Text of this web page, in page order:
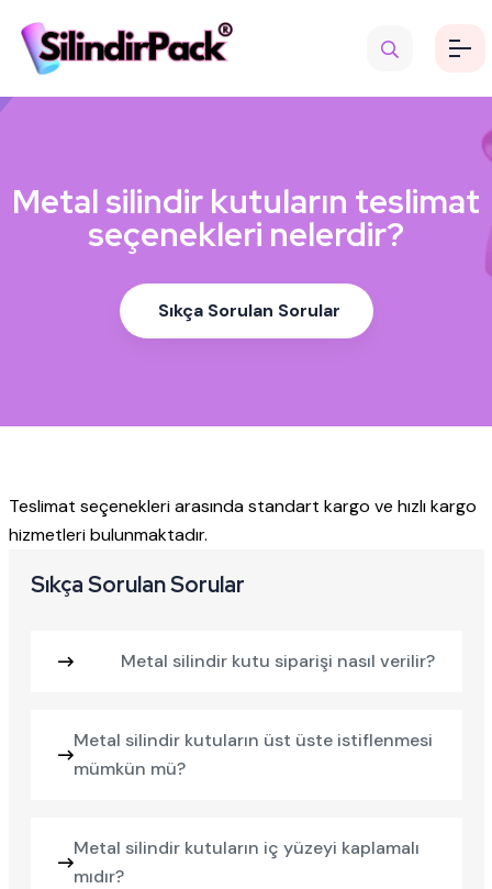
Metal silindir kutuların teslimat
seçenekleri nelerdir?
Sıkça Sorulan Sorular
Teslimat seçenekleri arasında standart kargo ve hızlı kargo
hizmetleri bulunmaktadır.
Sıkça Sorulan Sorular
Metal silindir kutu siparişi nasıl verilir?
Metal silindir kutuların üst üste istiflenmesi
mümkün mü?
Metal silindir kutuların iç yüzeyi kaplamalı
mıdır?